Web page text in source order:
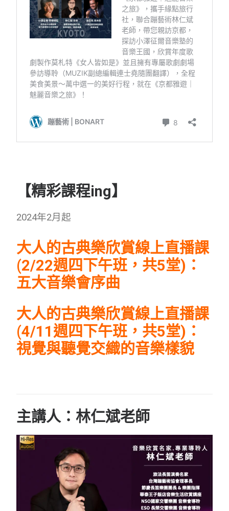
【精彩課程ing】
2024年2月起
大人的古典樂欣賞線上直播課
(2/22週四下午班，共5堂)：
五大音樂會序曲
大人的古典樂欣賞線上直播課
(4/11週四下午班，共5堂)：
視覺與聽覺交織的音樂樣貌
主講人：林仁斌老師